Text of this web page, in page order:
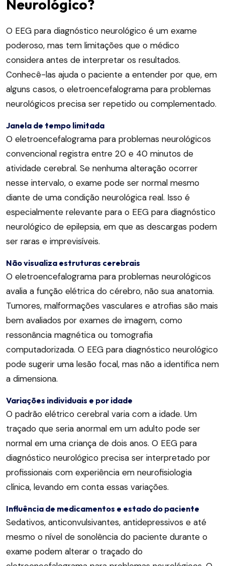
Neurológico?
O EEG para diagnóstico neurológico é um exame
poderoso, mas tem limitações que o médico
considera antes de interpretar os resultados.
Conhecê-las ajuda o paciente a entender por que, em
alguns casos, o eletroencefalograma para problemas
neurológicos precisa ser repetido ou complementado.
Janela de tempo limitada
O eletroencefalograma para problemas neurológicos
convencional registra entre 20 e 40 minutos de
atividade cerebral. Se nenhuma alteração ocorrer
nesse intervalo, o exame pode ser normal mesmo
diante de uma condição neurológica real. Isso é
especialmente relevante para o EEG para diagnóstico
neurológico de epilepsia, em que as descargas podem
ser raras e imprevisíveis.
Não visualiza estruturas cerebrais
O eletroencefalograma para problemas neurológicos
avalia a função elétrica do cérebro, não sua anatomia.
Tumores, malformações vasculares e atrofias são mais
bem avaliados por exames de imagem, como
ressonância magnética ou tomografia
computadorizada. O EEG para diagnóstico neurológico
pode sugerir uma lesão focal, mas não a identifica nem
a dimensiona.
Variações individuais e por idade
O padrão elétrico cerebral varia com a idade. Um
traçado que seria anormal em um adulto pode ser
normal em uma criança de dois anos. O EEG para
diagnóstico neurológico precisa ser interpretado por
profissionais com experiência em neurofisiologia
clínica, levando em conta essas variações.
Influência de medicamentos e estado do paciente
Sedativos, anticonvulsivantes, antidepressivos e até
mesmo o nível de sonolência do paciente durante o
exame podem alterar o traçado do